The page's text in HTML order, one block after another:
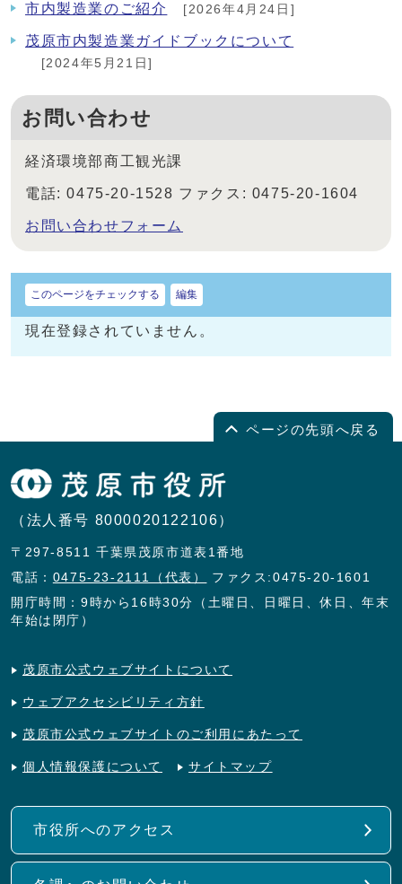
市内製造業のご紹介 [2026年4月24日]
茂原市内製造業ガイドブックについて
[2024年5月21日]
お問い合わせ
経済環境部商工観光課
電話: 0475-20-1528 ファクス: 0475-20-1604
お問い合わせフォーム
このページをチェックする 編集
現在登録されていません。
ページの先頭へ戻る
（法人番号 8000020122106）
〒297-8511 千葉県茂原市道表1番地
電話： 0475-23-2111（代表）
ファクス:0475-20-1601
開庁時間：9時から16時30分（土曜日、日曜日、休日、年末
年始は閉庁）
茂原市公式ウェブサイトについて
ウェブアクセシビリティ方針
茂原市公式ウェブサイトのご利用にあたって
個人情報保護について サイトマップ
市役所へのアクセス